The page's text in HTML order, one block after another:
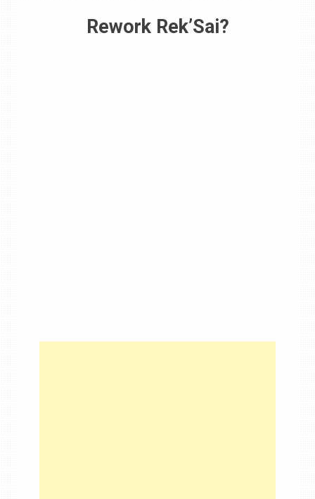
Rework Rek’Sai?